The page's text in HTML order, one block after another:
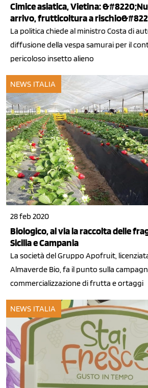
Cimice asiatica, Vietina:
arrivo, frutticoltura a
La politica chiede al ministro Costa di
diffusione della vespa samurai per il
pericoloso insetto alieno
NEWS ITALIA
28 feb 2020
Biologico, al via la raccolta delle
Sicilia e Campania
La società del Gruppo Apofruit,
Almaverde Bio, fa il punto sulla
commercializzazione di frutta e ortaggi
NEWS ITALIA